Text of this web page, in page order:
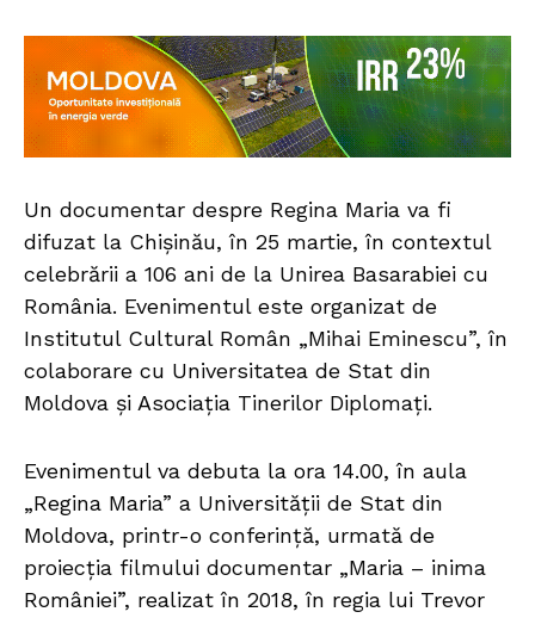
Un documentar despre Regina Maria va fi
difuzat la Chișinău, în 25 martie, în contextul
celebrării a 106 ani de la Unirea Basarabiei cu
România. Evenimentul este organizat de
Institutul Cultural Român „Mihai Eminescu”, în
colaborare cu Universitatea de Stat din
Moldova și Asociația Tinerilor Diplomați.
Evenimentul va debuta la ora 14.00, în aula
„Regina Maria” a Universității de Stat din
Moldova, printr-o conferință, urmată de
proiecția filmului documentar „Maria – inima
României”, realizat în 2018, în regia lui Trevor